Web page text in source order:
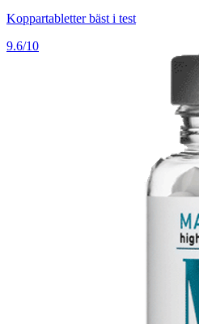
Koppartabletter bäst i test
9.6/10